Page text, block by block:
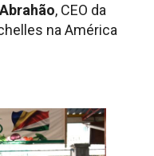
, CEO da
na América